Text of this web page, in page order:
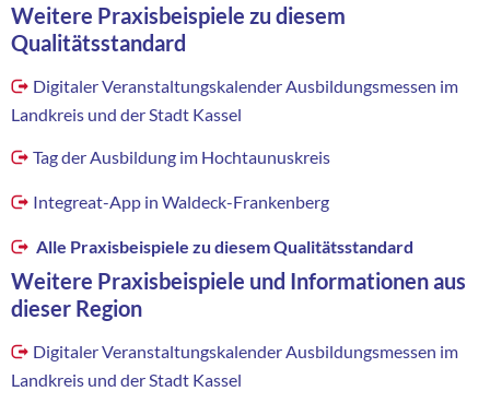
Weitere Praxisbeispiele zu diesem
Qualitätsstandard
Digitaler Veranstaltungskalender Ausbildungsmessen im
Landkreis und der Stadt Kassel
Tag der Ausbildung im Hochtaunuskreis
Integreat-App in Waldeck-Frankenberg
Alle Praxisbeispiele zu diesem Qualitätsstandard
Weitere Praxisbeispiele und Informationen aus
dieser Region
Digitaler Veranstaltungskalender Ausbildungsmessen im
Landkreis und der Stadt Kassel